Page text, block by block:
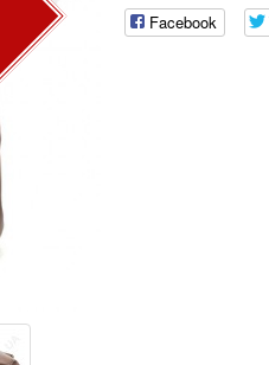
Facebook